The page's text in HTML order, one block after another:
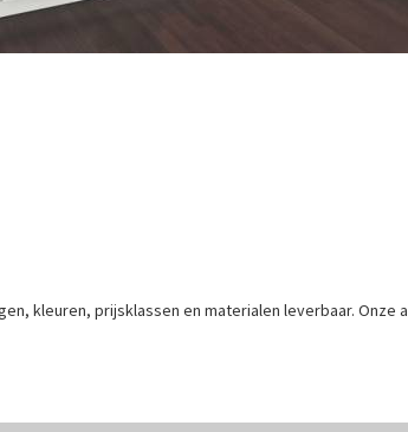
kleuren, prijsklassen en materialen leverbaar. Onze